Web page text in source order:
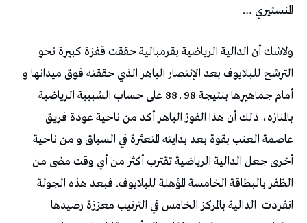
المنستيري …
ولاشك أن الدالية الرياضية بقرمبالية حققت قفزة كبيرة نحو
الترشح للبلايوف بعد الإنتصار الباهر الذي حققته فوق ميدانها و
أمام جماهيرها بنتيجة 98 ـ 88 على حساب الشبيبة الرياضية
بالمنازه، ذلك أن هذا الفوز الباهر أكد من ناحية عودة فريق
عاصمة العنب بقوة بعد بدايته المتعثرة في السباق و من ناحية
أخرى جعل الدالية الرياضية تقترب أكثر من أي وقت مضى من
الظفر بالبطاقة الخامسة المؤهلة للبلايوف. فبعد هذه الجولة
انفردت الدالية بالمركز الخامس في الترتيب معززة رصيدها